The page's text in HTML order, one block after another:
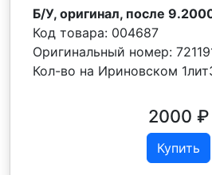
Б/У, оригинал, после
Код товара: 004687
Оригинальный номер:
Кол-во на Ириновском
2000 ₽
Купить